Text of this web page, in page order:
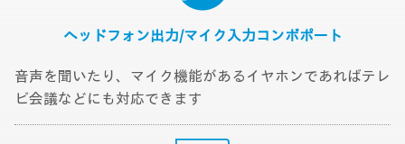
ヘッドフォン出力/マイク入力コンボポート
音声を聞いたり、マイク機能があるイヤホンであればテレ
ビ会議などにも対応できます